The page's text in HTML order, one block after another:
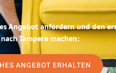
Angebot anfordern und den
Tampere machen:
ANGEBOT ERHALTEN